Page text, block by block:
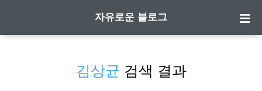
자유로운 블로그
김상균 검색 결과